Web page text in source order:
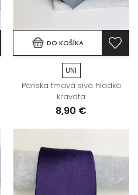
DO KOŠÍKA
UNI
Pánska tmavá sivá hladká
kravata
8,90 €